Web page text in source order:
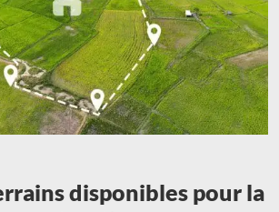
disponibles pour la